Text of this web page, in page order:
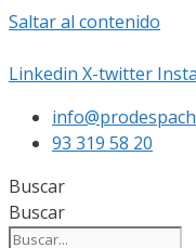
Saltar al contenido
Linkedin X-twitter
93 319 58 20
Buscar
Buscar